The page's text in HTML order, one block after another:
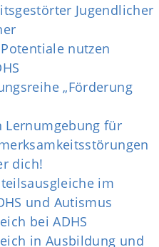
Jugendlicher
nutzen
„Förderung
Lernumgebung für
dich!
im
und Autismus
bei ADHS
in Ausbildung und